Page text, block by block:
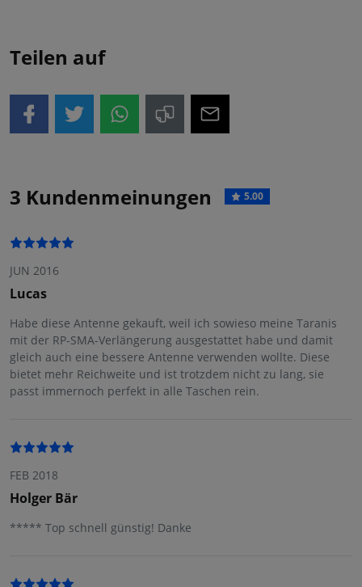
Teilen auf
3 Kundenmeinungen 5.00
JUN 2016
Lucas
Habe diese Antenne gekauft, weil ich sowieso meine Taranis
mit der RP-SMA-Verlängerung ausgestattet habe und damit
gleich auch eine bessere Antenne verwenden wollte. Diese
bietet mehr Reichweite und ist trotzdem nicht zu lang, sie
passt immernoch perfekt in alle Taschen rein.
FEB 2018
Holger Bär
***** Top schnell günstig! Danke